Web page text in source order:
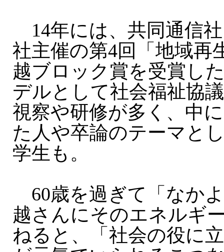
14年には、共同通信
社主催の第4回「地域再
越ブロック賞を受賞し
デルとして社会福祉協
視察や研修が多く、中
た人や卒論のテーマと
学生も。
60歳を過ぎて「なか
越さんにそのエネルギ
ねると、「社会の役に